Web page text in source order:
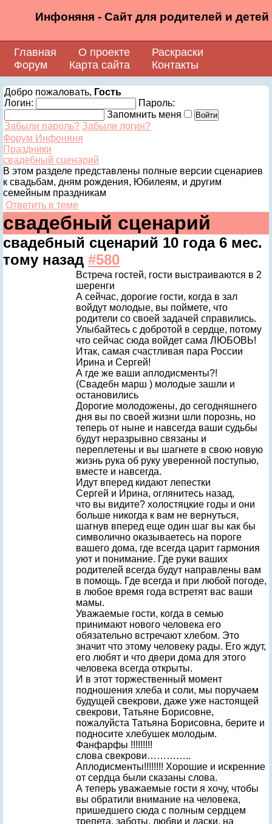
Инфоняня - Сайт для родителей и детей
Главная О проекте
Раскраски
Форум
Карта сайта Контакты
Добро пожаловать, Гость
Логин:
Пароль:
Запомнить меня
Забыли пароль? Забыли логин?
Форум Инфоняня
Праздники
свадебный сценарий
В этом разделе представлены полные версии сценариев
к свадьбам, дням рождения, Юбилеям, и другим
семейным праздникам
Ответить в теме
свадебный сценарий
свадебный сценарий 10 года 6 мес.
тому назад #580
Встреча гостей, гости выстраиваются в 2
шеренги
А сейчас, дорогие гости, когда в зал
войдут молодые, вы поймете, что
родители со своей задачей справились.
Улыбайтесь с добротой в сердце, потому
что сейчас сюда войдет сама ЛЮБОВЬ!
Итак, самая счастливая пара России
Ирина и Сергей!
А где же ваши аплодисменты?!
(Свадебн марш ) молодые зашли и
остановились
Дорогие молодожены, до сегодняшнего
дня вы по своей жизни шли порознь, но
теперь от ныне и навсегда ваши судьбы
будут неразрывно связаны и
переплетены и вы шагнете в свою новую
жизнь рука об руку уверенной поступью,
вместе и навсегда.
Идут вперед кидают лепестки
Сергей и Ирина, оглянитесь назад,
что вы видите? холостяцкие годы и они
больше никогда к вам не вернуться,
шагнув вперед еще один шаг вы как бы
символично оказываетесь на пороге
вашего дома, где всегда царит гармония
уют и понимание. Где руки ваших
родителей всегда будут направлены вам
в помощь. Где всегда и при любой погоде,
в любое время года встретят вас ваши
мамы.
Уважаемые гости, когда в семью
принимают нового человека его
обязательно встречают хлебом. Это
значит что этому человеку рады. Его ждут,
его любят и что двери дома для этого
человека всегда открыты.
И в этот торжественный момент
подношения хлеба и соли, мы поручаем
будущей свекрови, даже уже настоящей
свекрови, Татьяне Борисовне,
пожалуйста Татьяна Борисовна, берите и
подносите хлебушек молодым.
Фанфарфы !!!!!!!!!
слова свекрови…………..
Аплодисменты!!!!!!!! Хорошие и искренние
от сердца были сказаны слова.
А теперь уважаемые гости я хочу, чтобы
вы обратили внимание на человека,
пришедшего сюда с полным сердцем
трепета, заботы, любви и ласки, на